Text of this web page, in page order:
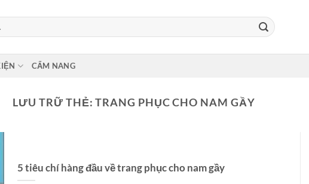
CẨM NANG
LƯU TRỮ THẺ:TRANG PHỤC CHO NAM GẦY
5 tiêu chí hàng đầu về trang phục cho nam gầy